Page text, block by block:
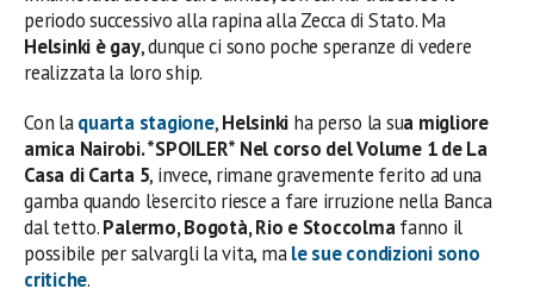
periodo successivo alla rapina alla Zecca di Stato. Ma
Helsinki è gay, dunque ci sono poche speranze di vedere
realizzata la loro ship.
Con laquarta stagione,Helsinki ha perso la sua migliore
amica Nairobi.*SPOILER* Nel corso del Volume 1 de La
Casa di Carta 5, invece, rimane gravemente ferito ad una
gamba quando l’esercito riesce a fare irruzione nella Banca
dal tetto.Palermo, Bogotà, Rio e Stoccolmafanno il
possibile per salvargli la vita, male sue condizioni sono
critiche.